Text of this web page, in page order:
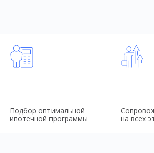
Подбор оптимальной
ипотечной программы
на всех